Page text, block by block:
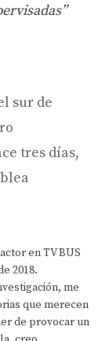
sur de
tres días,
en TV BUS
2018.
me
que merecen
de provocar un